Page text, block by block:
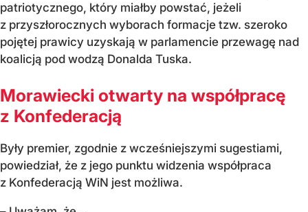
patriotycznego, który miałby powstać, jeżeli
z przyszłorocznych wyborach formacje tzw. szeroko
pojętej prawicy uzyskają w parlamencie przewagę nad
koalicją pod wodzą Donalda Tuska.
Morawiecki otwarty na współpracę
z Konfederacją
Były premier, zgodnie z wcześniejszymi sugestiami,
powiedział, że z jego punktu widzenia współpraca
z Konfederacją WiN jest możliwa.